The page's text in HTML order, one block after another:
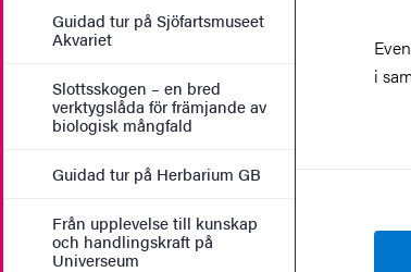
Guidad tur på Sjöfartsmuseet
Akvariet
Slottsskogen – en bred
verktygslåda för främjande av
biologisk mångfald
Guidad tur på Herbarium GB
Från upplevelse till kunskap
och handlingskraft på
Universeum
i